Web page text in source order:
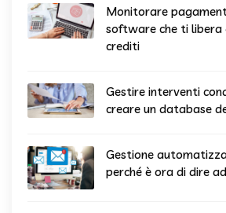
Monitorare
software che ti libera
crediti
Gestire interventi
creare un database
Gestione
perché è ora di dire